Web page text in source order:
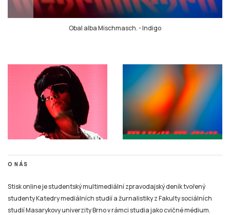
Obal alba Mischmasch.-Indigo
O NÁS
Stisk online je studentský multimediální zpravodajský deník tvořený
studenty Katedry mediálních studií a žurnalistiky z Fakulty sociálních
studií Masarykovy univerzity Brno v rámci studia jako cvičné médium.